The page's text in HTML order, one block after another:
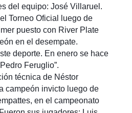
del equipo: José Villaruel.
Torneo Oficial luego de
puesto con River Plate
en el desempate.
deporte. En enero se hace
Feruglio”.
técnica de Néstor
campeón invicto luego de
en el campeonato